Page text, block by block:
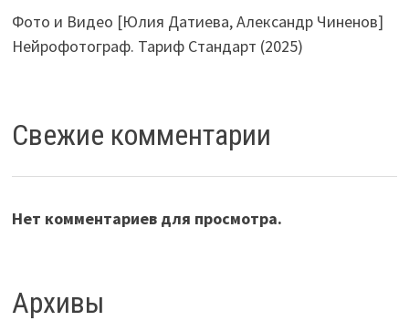
Фото и Видео [Юлия Датиева, Александр Чиненов]
Нейрофотограф. Тариф Стандарт (2025)
Свежие комментарии
Нет комментариев для просмотра.
Архивы